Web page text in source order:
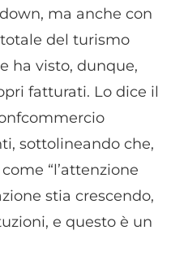
ma anche con
del turismo
ha visto, dunque,
fatturati. Lo dice il
sottolineando che,
“l’attenzione
stia crescendo,
e questo è un